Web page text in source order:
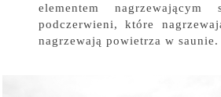
elementem nagrzewającym
podczerwieni, które
nagrzewają powietrza w saunie.